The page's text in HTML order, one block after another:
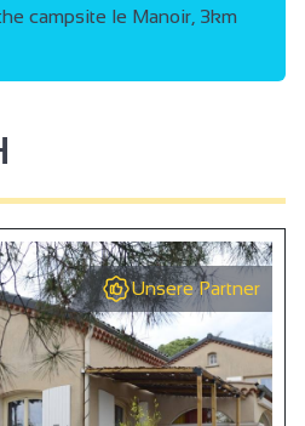
campsite le Manoir, 3km
Unsere Partner